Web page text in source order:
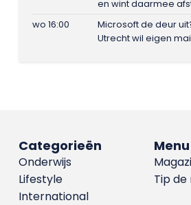
en wint daarmee
wo 16:00
Microsoft de deur
Utrecht wil eigen
Menu
Tip
Categorieën
Onderwijs
Lifestyle
International